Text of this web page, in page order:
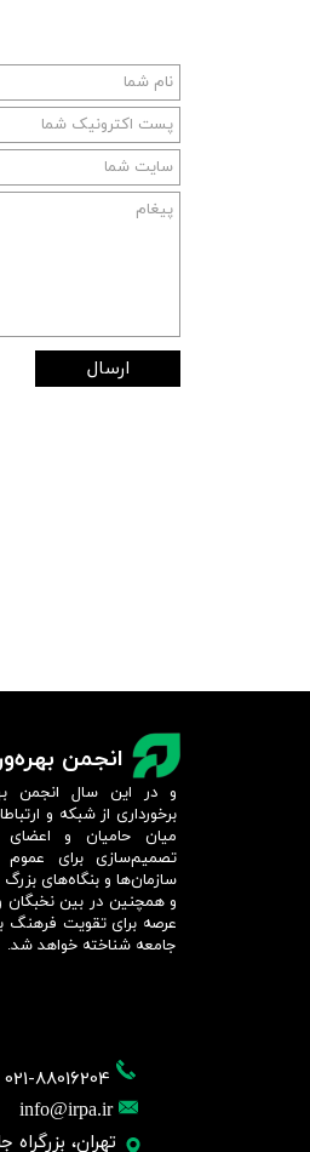
ارسال
انجمن
021-88016204
info@irpa.ir
تهران، بزرگراه
و در این سال انجمن
برخورداری از شبکه و
میان حامیان و
تصمیم‌سازی برای عموم
سازمان‌ها و بنگاه‌های
و همچنین در بین نخبگان و
عرصه برای تقویت فرهنگ
جامعه شناخته خواهد شد.​​​​​​​